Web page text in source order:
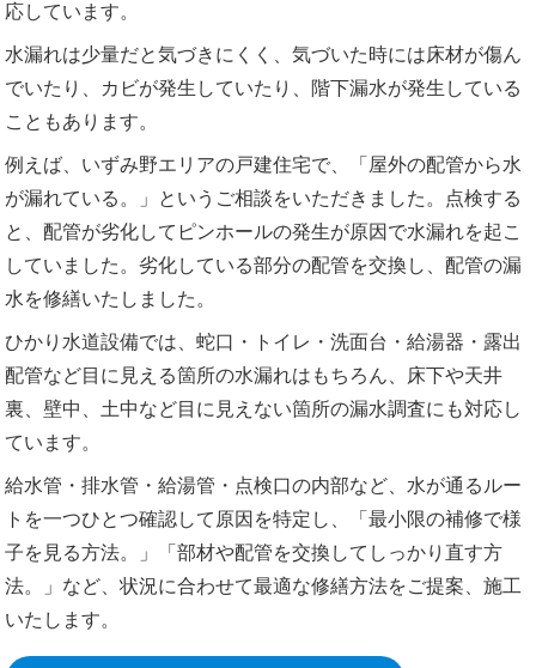
応しています。
水漏れは少量だと気づきにくく、気づいた時には床材が傷ん
でいたり、カビが発生していたり、階下漏水が発生している
こともあります。
例えば、いずみ野エリアの戸建住宅で、「屋外の配管から水
が漏れている。」というご相談をいただきました。点検する
と、配管が劣化してピンホールの発生が原因で水漏れを起こ
していました。劣化している部分の配管を交換し、配管の漏
水を修繕いたしました。
ひかり水道設備では、蛇口・トイレ・洗面台・給湯器・露出
配管など目に見える箇所の水漏れはもちろん、床下や天井
裏、壁中、土中など目に見えない箇所の漏水調査にも対応し
ています。
給水管・排水管・給湯管・点検口の内部など、水が通るルー
トを一つひとつ確認して原因を特定し、「最小限の補修で様
子を見る方法。」「部材や配管を交換してしっかり直す方
法。」など、状況に合わせて最適な修繕方法をご提案、施工
いたします。